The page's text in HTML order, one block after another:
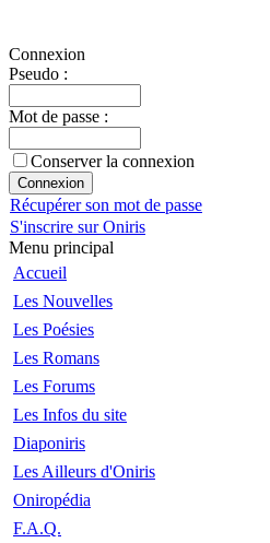
Connexion
Pseudo :
Mot de passe :
Conserver la connexion
Récupérer son mot de passe
S'inscrire sur Oniris
Menu principal
Accueil
Les Nouvelles
Les Poésies
Les Romans
Les Forums
Les Infos du site
Diaponiris
Les Ailleurs d'Oniris
Oniropédia
F.A.Q.